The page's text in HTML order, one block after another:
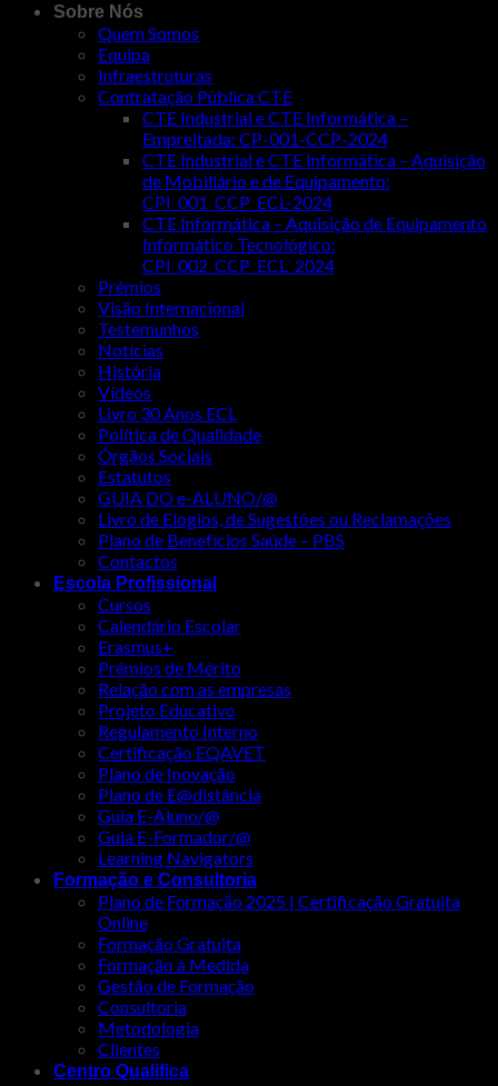
Sobre Nós
Quem Somos
Equipa
Infraestruturas
Contratação Pública CTE
CTE Industrial e CTE Informática –
Empreitada: CP-001-CCP-2024
CTE Industrial e CTE Informática – Aquisição
de Mobiliário e de Equipamento:
CPI_001_CCP_ECL-2024
CTE Informática – Aquisição de Equipamento
Informático Tecnológico:
CPI_002_CCP_ECL_2024
Prémios
Visão Internacional
Testemunhos
Notícias
História
Vídeos
Livro 30 Anos ECL
Política de Qualidade
Órgãos Sociais
Estatutos
GUIA DO e-ALUNO/@
Livro de Elogios, de Sugestões ou Reclamações
Plano de Benefícios Saúde – PBS
Contactos
Escola Profissional
Cursos
Calendário Escolar
Erasmus+
Prémios de Mérito
Relação com as empresas
Projeto Educativo
Regulamento Interno
Certificação EQAVET
Plano de Inovação
Plano de E@distância
Guia E-Aluno/@
Guia E-Formador/@
Learning Navigators
Formação e Consultoria
Plano de Formação 2025 | Certificação Gratuita
Online
Formação Gratuita
Formação à Medida
Gestão de Formação
Consultoria
Metodologia
Clientes
Centro Qualifica